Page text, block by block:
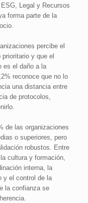
Legal y Recursos
forma parte de la
percibe el
y que el
es el daño a la
reconoce que no lo
una distancia entre
de protocolos,
de las organizaciones
o superiores, pero
robustos. Entre
cultura y formación,
interna, la
y el control de la
la confianza se